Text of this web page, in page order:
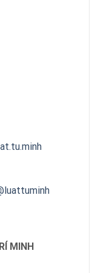
MINH